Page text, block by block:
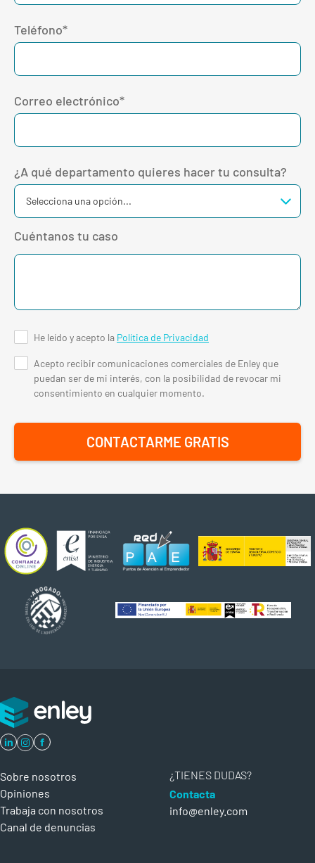
Teléfono*
Correo electrónico*
¿A qué departamento quieres hacer tu consulta?
Cuéntanos tu caso
He leído y acepto la Política de Privacidad
Acepto recibir comunicaciones comerciales de Enley que
puedan ser de mi interés, con la posibilidad de revocar mi
consentimiento en cualquier momento.
in f
Sobre nosotros
Opiniones
Trabaja con nosotros
Canal de denuncias
¿TIENES DUDAS?
Contacta
info@enley.com